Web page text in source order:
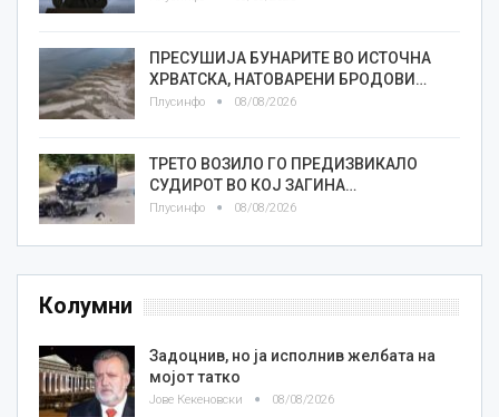
ПРЕСУШИЈА БУНАРИТЕ ВО ИСТОЧНА
ХРВАТСКА, НАТОВАРЕНИ БРОДОВИ…
Плусинфо 08/08/2026
ТРЕТО ВОЗИЛО ГО ПРЕДИЗВИКАЛО
СУДИРОТ ВО КОЈ ЗАГИНА…
Плусинфо 08/08/2026
Колумни
Задоцнив, но ја исполнив желбата на
мојот татко
Јове Кекеновски 08/08/2026